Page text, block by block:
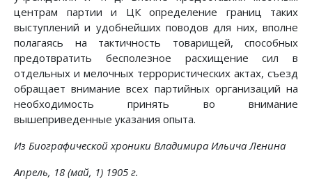
центрам партии и ЦК определение границ таких
выступлений и удобнейших поводов для них, вполне
полагаясь на тактичность товарищей, способных
предотвратить бесполезное расхищение сил в
отдельных и мелочных террористических актах, съезд
обращает внимание всех партийных организаций на
необходимость принять во внимание
вышеприведенные указания опыта.
Из Биографической хроники Владимира Ильича Ленина
Апрель, 18 (май, 1) 1905 г.